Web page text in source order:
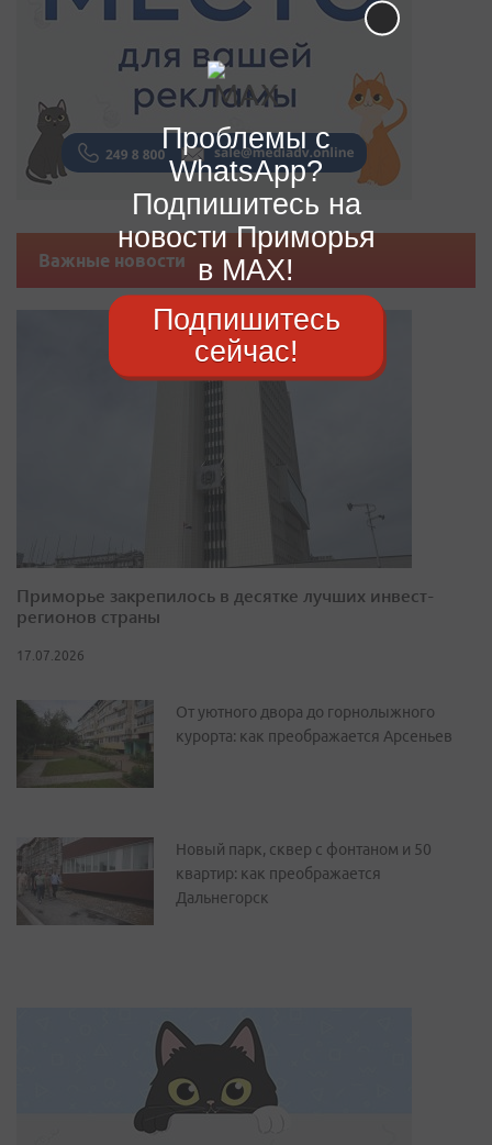
Важные новости
Приморье закрепилось в десятке лучших инвест-
регионов страны
17.07.2026
От уютного двора до горнолыжного
курорта: как преображается Арсеньев
Новый парк, сквер с фонтаном и 50
квартир: как преображается
Дальнегорск
Проблемы с
WhatsApp?
Подпишитесь на
новости Приморья
в MAX!
Подпишитесь
сейчас!